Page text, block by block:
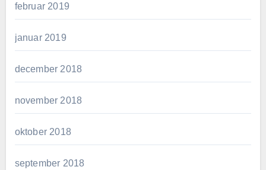
februar 2019
januar 2019
december 2018
november 2018
oktober 2018
september 2018